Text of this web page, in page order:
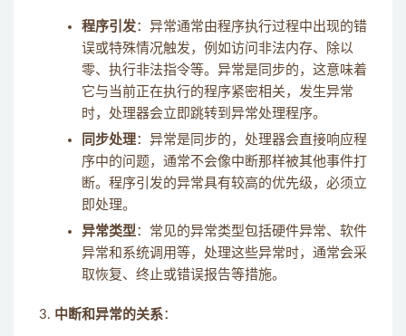
程序引发：异常通常由程序执行过程中出现的错
误或特殊情况触发，例如访问非法内存、除以
零、执行非法指令等。异常是同步的，这意味着
它与当前正在执行的程序紧密相关，发生异常
时，处理器会立即跳转到异常处理程序。
同步处理：异常是同步的，处理器会直接响应程
序中的问题，通常不会像中断那样被其他事件打
断。程序引发的异常具有较高的优先级，必须立
即处理。
异常类型：常见的异常类型包括硬件异常、软件
异常和系统调用等，处理这些异常时，通常会采
取恢复、终止或错误报告等措施。
中断和异常的关系：